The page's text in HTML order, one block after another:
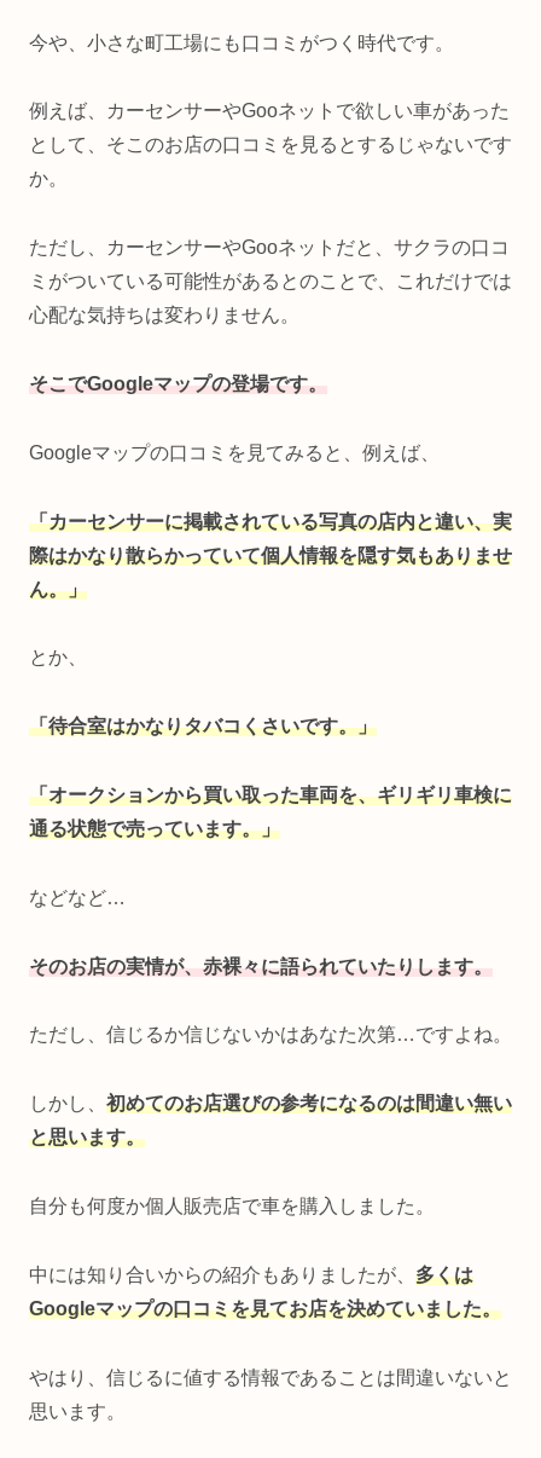
今や、小さな町工場にも口コミがつく時代です。
例えば、カーセンサーやGooネットで欲しい車があった
として、そこのお店の口コミを見るとするじゃないです
か。
ただし、カーセンサーやGooネットだと、サクラの口コ
ミがついている可能性があるとのことで、これだけでは
心配な気持ちは変わりません。
そこでGoogleマップの登場です。
Googleマップの口コミを見てみると、例えば、
「カーセンサーに掲載されている写真の店内と違い、実
際はかなり散らかっていて個人情報を隠す気もありませ
ん。」
とか、
「待合室はかなりタバコくさいです。」
「オークションから買い取った車両を、ギリギリ車検に
通る状態で売っています。」
などなど…
そのお店の実情が、赤裸々に語られていたりします。
ただし、信じるか信じないかはあなた次第…ですよね。
しかし、 初めてのお店選びの参考になるのは間違い無い
と思います。
自分も何度か個人販売店で車を購入しました。
中には知り合いからの紹介もありましたが、 多くは
Googleマップの口コミを見てお店を決めていました。
やはり、信じるに値する情報であることは間違いないと
思います。